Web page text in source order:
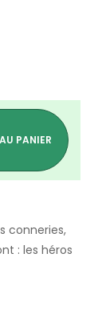
PANIER
conneries,
: les héros